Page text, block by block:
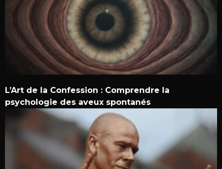
L’Art de la Confession : Comprendre la
psychologie des aveux spontanés